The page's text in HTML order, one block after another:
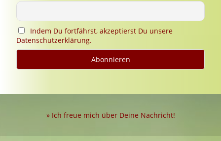
Indem Du fortfährst, akzeptierst Du unsere
Datenschutzerklärung.
» Ich freue mich über Deine Nachricht!